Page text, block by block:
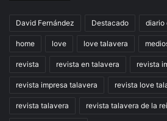
David Fernández Destacado diario
home love love talavera
revista revista en talavera revista
revista impresa talavera revista love
revista talavera revista talavera de la